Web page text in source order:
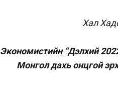
Хал
Экономистийн “Дэлхий
Монгол дахь онцгой